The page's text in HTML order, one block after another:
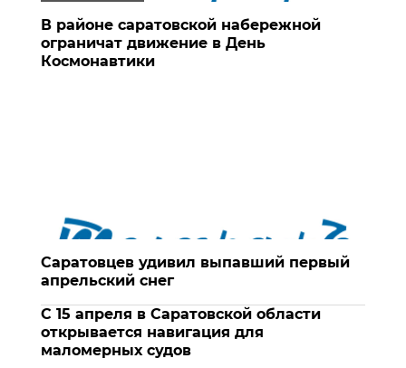
В районе саратовской набережной
ограничат движение в День
Космонавтики
Саратовцев удивил выпавший первый
апрельский снег
С 15 апреля в Саратовской области
открывается навигация для
маломерных судов